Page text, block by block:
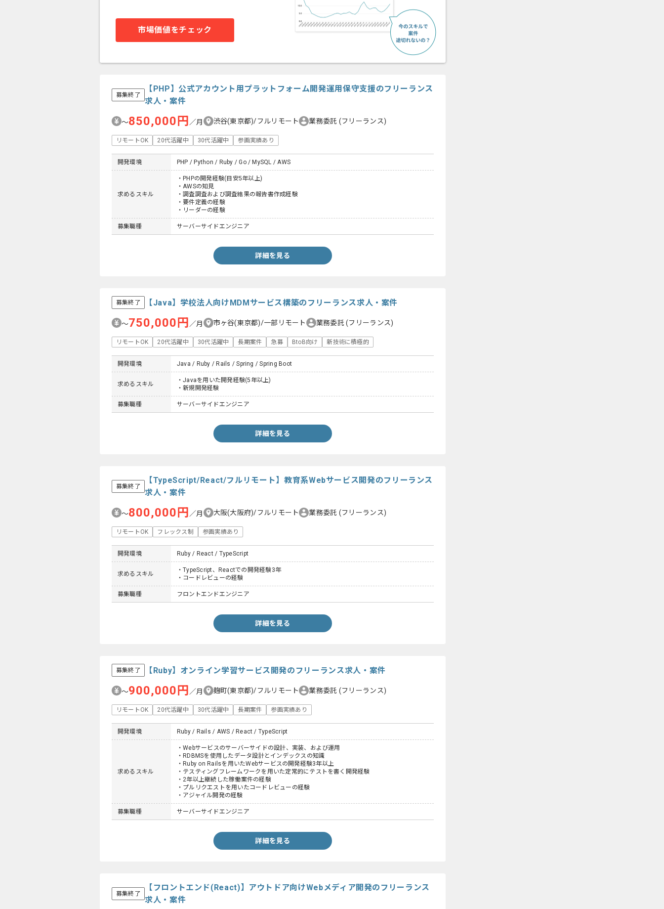
市場価値をチェック
募集終了
【PHP】公式アカウント用プラットフォーム開発運用保守支援のフリーランス
求人・案件
〜850,000円 ／月 渋谷(東京都)/フルリモート 業務委託 (フリーランス)
リモートOK 20代活躍中 30代活躍中 参画実績あり
開発環境 PHP / Python / Ruby / Go / MySQL / AWS
求めるスキル
・PHPの開発経験(目安5年以上)
・AWSの知見
・調査調査および調査結果の報告書作成経験
・要件定義の経験
・リーダーの経験
募集職種 サーバーサイドエンジニア
詳細を見る
募集終了 【Java】学校法人向けMDMサービス構築のフリーランス求人・案件
〜750,000円 ／月 市ヶ谷(東京都)/一部リモート 業務委託(フリーランス)
リモートOK 20代活躍中 30代活躍中 長期案件 急募 BtoB向け 新技術に積極的
開発環境 Java / Ruby / Rails / Spring / Spring Boot
求めるスキル
・Javaを用いた開発経験(5年以上)
・新規開発経験
募集職種 サーバーサイドエンジニア
詳細を見る
募集終了
【TypeScript/React/フルリモート】教育系Webサービス開発のフリーランス
求人・案件
〜800,000円 ／月 大阪(大阪府)/フルリモート 業務委託 (フリーランス)
リモートOK フレックス制 参画実績あり
開発環境 Ruby / React / TypeScript
求めるスキル
・TypeScript、Reactでの開発経験3年
・コードレビューの経験
募集職種 フロントエンドエンジニア
詳細を見る
募集終了 【Ruby】オンライン学習サービス開発のフリーランス求人・案件
〜900,000円 ／月 麹町(東京都)/フルリモート 業務委託 (フリーランス)
リモートOK 20代活躍中 30代活躍中 長期案件 参画実績あり
開発環境 Ruby / Rails / AWS / React / TypeScript
求めるスキル
・Webサービスのサーバーサイドの設計、実装、および運用
・RDBMSを使用したデータ設計とインデックスの知識
・Ruby on Railsを用いたWebサービスの開発経験3年以上
・テスティングフレームワークを用いた定常的にテストを書く開発経験
・2年以上継続した稼働案件の経験
・プルリクエストを用いたコードレビューの経験
・アジャイル開発の経験
募集職種 サーバーサイドエンジニア
詳細を見る
募集終了
【フロントエンド(React)】アウトドア向けWebメディア開発のフリーランス
求人・案件